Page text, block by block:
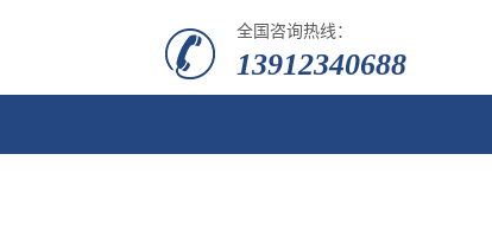
全国咨询热线：
13912340688